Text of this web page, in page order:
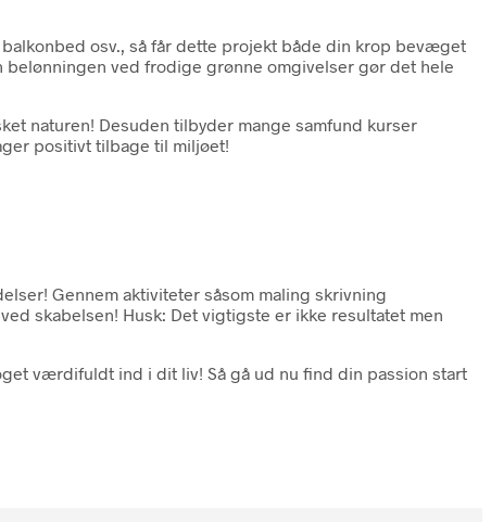
osv., så får dette projekt både din krop bevæget
ved frodige grønne omgivelser gør det hele
naturen! Desuden tilbyder mange samfund kurser
positivt tilbage til miljøet!
Gennem aktiviteter såsom maling skrivning
skabelsen! Husk: Det vigtigste er ikke resultatet men
værdifuldt ind i dit liv! Så gå ud nu find din passion start